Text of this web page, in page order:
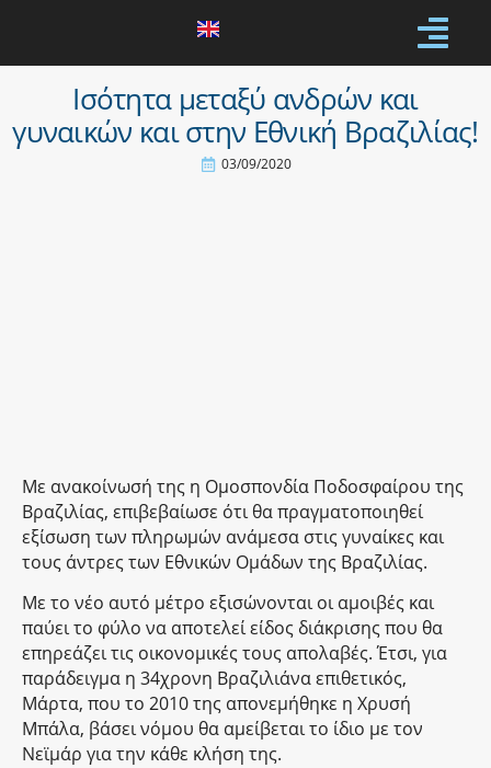
Ισότητα μεταξύ ανδρών και
γυναικών και στην Εθνική Βραζιλίας!
03/09/2020
Με ανακοίνωσή της η Ομοσπονδία Ποδοσφαίρου της
Βραζιλίας, επιβεβαίωσε ότι θα πραγματοποιηθεί
εξίσωση των πληρωμών ανάμεσα στις γυναίκες και
τους άντρες των Εθνικών Ομάδων της Βραζιλίας.
Με το νέο αυτό μέτρο εξισώνονται οι αμοιβές και
παύει το φύλο να αποτελεί είδος διάκρισης που θα
επηρεάζει τις οικονομικές τους απολαβές. Έτσι, για
παράδειγμα η 34χρονη Βραζιλιάνα επιθετικός,
Μάρτα, που το 2010 της απονεμήθηκε η Χρυσή
Μπάλα, βάσει νόμου θα αμείβεται το ίδιο με τον
Νεϊμάρ για την κάθε κλήση της.